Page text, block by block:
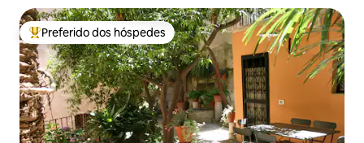
Entre os melhores preferidos dos hóspedes
Preferido dos hóspedes